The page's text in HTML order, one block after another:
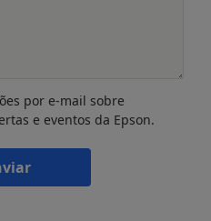
por e-mail sobre
e eventos da Epson.